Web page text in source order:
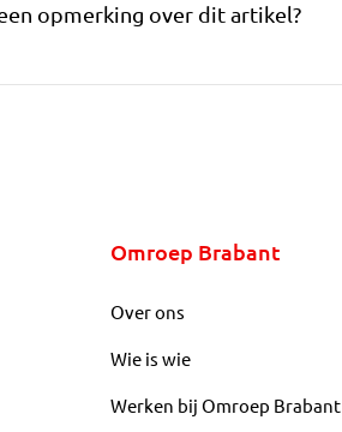
opmerking over dit artikel?
Omroep Brabant
Over ons
Wie is wie
Werken bij Omroep Brabant